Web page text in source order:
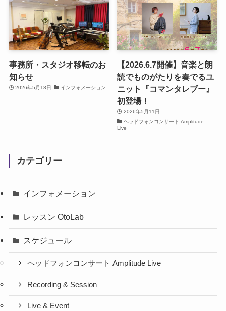
事務所・スタジオ移転のお
知らせ
2026年5月18日 インフォメーション
【2026.6.7開催】音楽と朗
読でものがたりを奏でるユ
ニット『コマンタレブー』
初登場！
2026年5月11日
ヘッドフォンコンサート Amplitude
Live
カテゴリー
インフォメーション
レッスン OtoLab
スケジュール
ヘッドフォンコンサート Amplitude Live
Recording & Session
Live & Event